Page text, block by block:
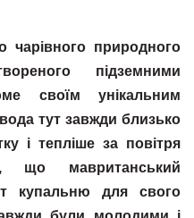
природного
підземними
своїм унікальним
тут завжди близько
і тепліше за повітря
що мавританський
купальню для свого